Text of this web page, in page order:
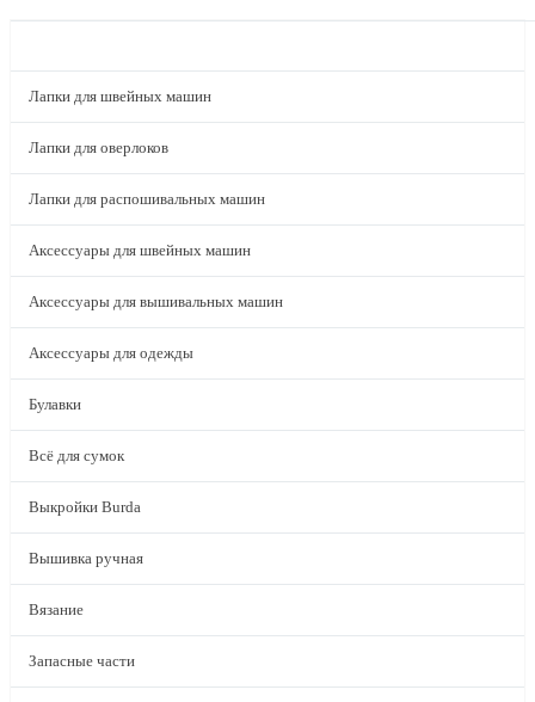
Лапки для швейных машин
Лапки для оверлоков
Лапки для распошивальных машин
Аксессуары для швейных машин
Аксессуары для вышивальных машин
Аксессуары для одежды
Булавки
Всё для сумок
Выкройки Burda
Вышивка ручная
Вязание
Запасные части